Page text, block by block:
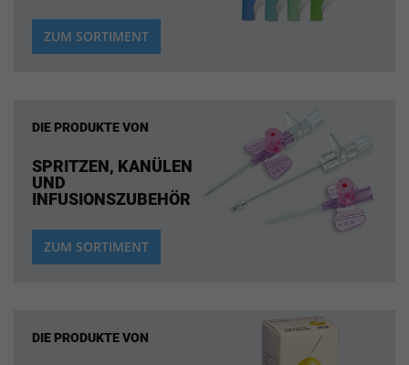
ZUM SORTIMENT
DIE PRODUKTE VON
SPRITZEN, KANÜLEN
UND
INFUSIONSZUBEHÖR
ZUM SORTIMENT
DIE PRODUKTE VON